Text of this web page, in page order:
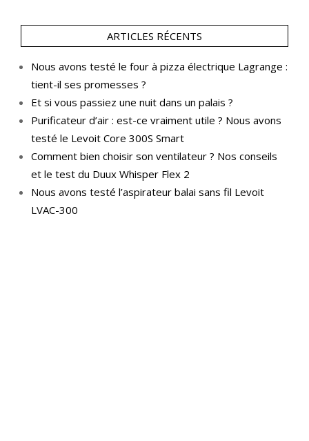
ARTICLES RÉCENTS
Nous avons testé le four à pizza électrique Lagrange :
tient-il ses promesses ?
Et si vous passiez une nuit dans un palais ?
Purificateur d’air : est-ce vraiment utile ? Nous avons
testé le Levoit Core 300S Smart
Comment bien choisir son ventilateur ? Nos conseils
et le test du Duux Whisper Flex 2
Nous avons testé l’aspirateur balai sans fil Levoit
LVAC-300